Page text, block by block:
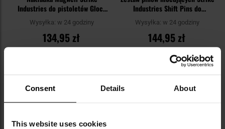
Consent Details About
This website uses cookies
Industries do pistoletów Glock
19/23 Gen 5 - Black
Wysyłka: w 24 godziny
134,95 zł
Industries Shift Pins do
karabinków AR15 - Black
Wysyłka: w 24 godziny
144,95 zł
DO KOSZYKA
Dodaj